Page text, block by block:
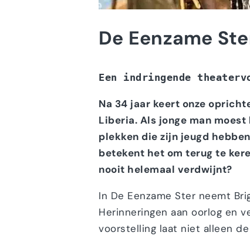
De Eenzame
Een indringende
Na 34 jaar keert onze
Liberia. Als jonge man
plekken die zijn jeugd
betekent het om terug te
nooit helemaal verdwijnt?
In De Eenzame Ster neemt
Herinneringen aan oorlog en
voorstelling laat niet alleen